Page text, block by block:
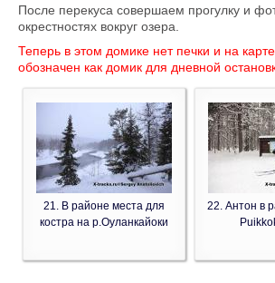
После перекуса совершаем прогулку и
окрестностях вокруг озера.
Теперь в этом домике нет печки и на
обозначен как домик для дневной
21. В районе места для
костра на р.Оуланкайоки
22. Антон в